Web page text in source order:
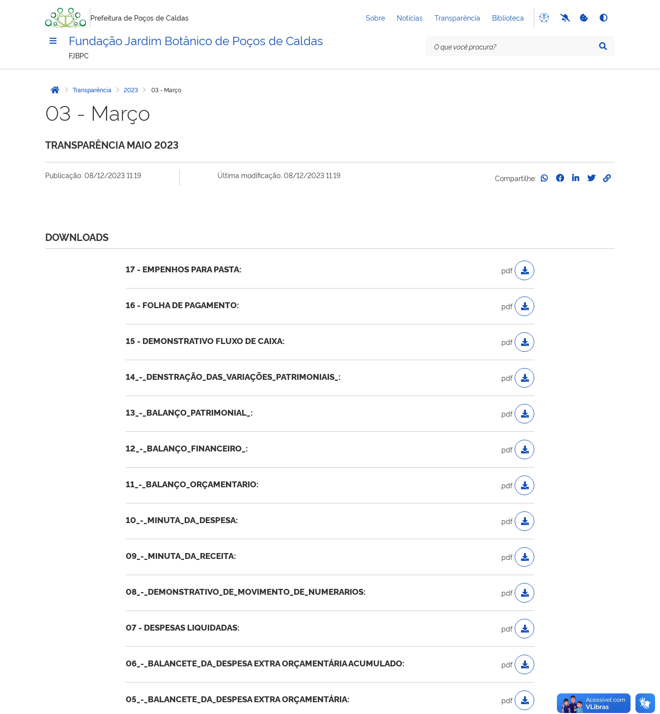
Prefeitura de Poços de Caldas Sobre Notícias Transparência Biblioteca
Fundação Jardim Botânico de Poços de Caldas
FJBPC
Página inicial
Transparência 2023 03 - Março
03 - Março
TRANSPARÊNCIA MAIO 2023
Publicação: 08/12/2023 11:19 Última modificação: 08/12/2023 11:19 Compartilhe:
DOWNLOADS
17 - EMPENHOS PARA PASTA: .pdf
16 - FOLHA DE PAGAMENTO: .pdf
15 - DEMONSTRATIVO FLUXO DE CAIXA: .pdf
14_-_DENSTRAÇÃO_DAS_VARIAÇÕES_PATRIMONIAIS_: .pdf
13_-_BALANÇO_PATRIMONIAL_: .pdf
12_-_BALANÇO_FINANCEIRO_: .pdf
11_-_BALANÇO_ORÇAMENTARIO: .pdf
10_-_MINUTA_DA_DESPESA: .pdf
09_-_MINUTA_DA_RECEITA: .pdf
08_-_DEMONSTRATIVO_DE_MOVIMENTO_DE_NUMERARIOS: .pdf
07 - DESPESAS LIQUIDADAS: .pdf
06_-_BALANCETE_DA_DESPESA EXTRA ORÇAMENTÁRIA ACUMULADO: .pdf
05_-_BALANCETE_DA_DESPESA EXTRA ORÇAMENTÁRIA: .pdf